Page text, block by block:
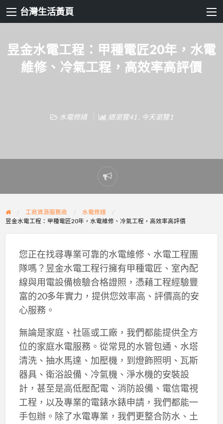
台灣生活黃頁
昱金水電工程：甲種電匠20年，水電
維修、冷氣工程，高效率高評價
水電修繕 總瀏覽41 , 今天瀏覽1
Report
problem
工商資源服務商
水電修繕
昱金水電工程：甲種電匠20年，水電維修、冷氣工程，高效率高評價
您正在找尋專業可靠的水電維修、水電工程團
隊嗎？昱金水電工程行擁有甲種電匠、室內配
線與用電設備檢驗合格證照，憑藉工程經驗豐
富的20多年實力，提供您效率高、評價高的安
心服務。
無論是家庭、社區或工廠，我們都能提供全方
位的家庭水電服務。從常見的水管包通、水塔
清洗、抽水馬達、加壓機，到燈飾照明、瓦斯
器具、衛浴設備、冷氣機、淨水機的安裝設
計，甚至是高低壓配電、消防設備、電信電視
工程，以及專業的電錶水錶申請，我們都能一
手包辦。除了水電專業，我們更整合防水、土